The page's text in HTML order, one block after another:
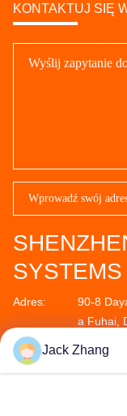
KONTAKTUJ SIĘ
Adres:
90-8
a Fuhai,
Jack Zhang